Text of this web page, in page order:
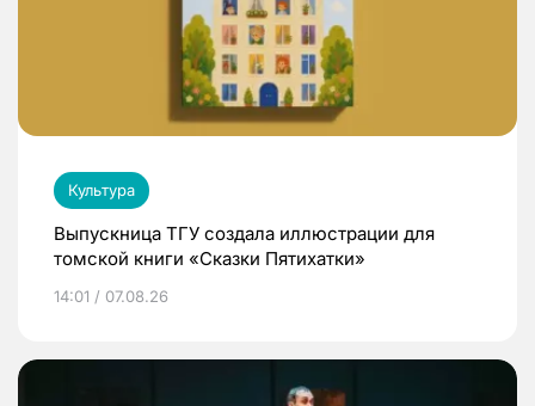
Культура
Выпускница ТГУ создала иллюстрации для
томской книги «Сказки Пятихатки»
14:01 / 07.08.26